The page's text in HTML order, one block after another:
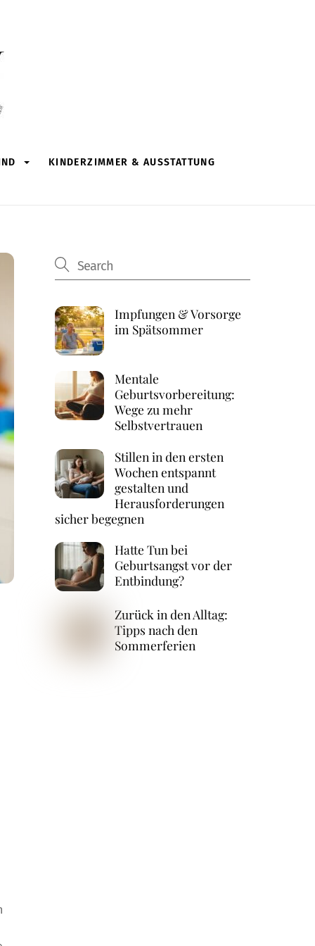
KINDERZIMMER & AUSSTATTUNG
Impfungen & Vorsorge
im Spätsommer
Mentale
Geburtsvorbereitung:
Wege zu mehr
Selbstvertrauen
Stillen in den ersten
Wochen entspannt
gestalten und
Herausforderungen
sicher begegnen
Hatte Tun bei
Geburtsangst vor der
Entbindung?
Zurück in den Alltag:
Tipps nach den
Sommerferien